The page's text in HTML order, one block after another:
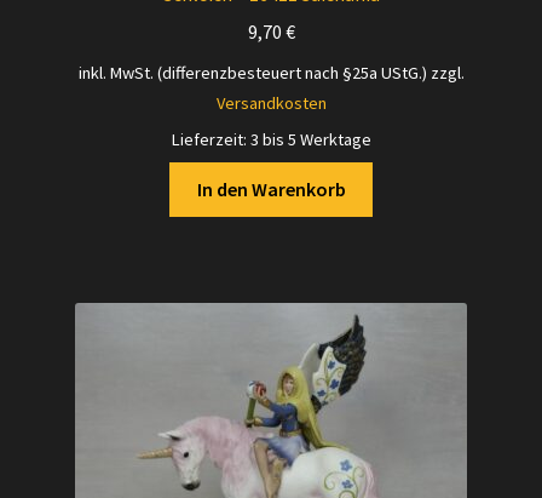
9,70 €
inkl. MwSt. (differenzbesteuert nach §25a UStG.) zzgl.
Versandkosten
Lieferzeit: 3 bis 5 Werktage
In den Warenkorb